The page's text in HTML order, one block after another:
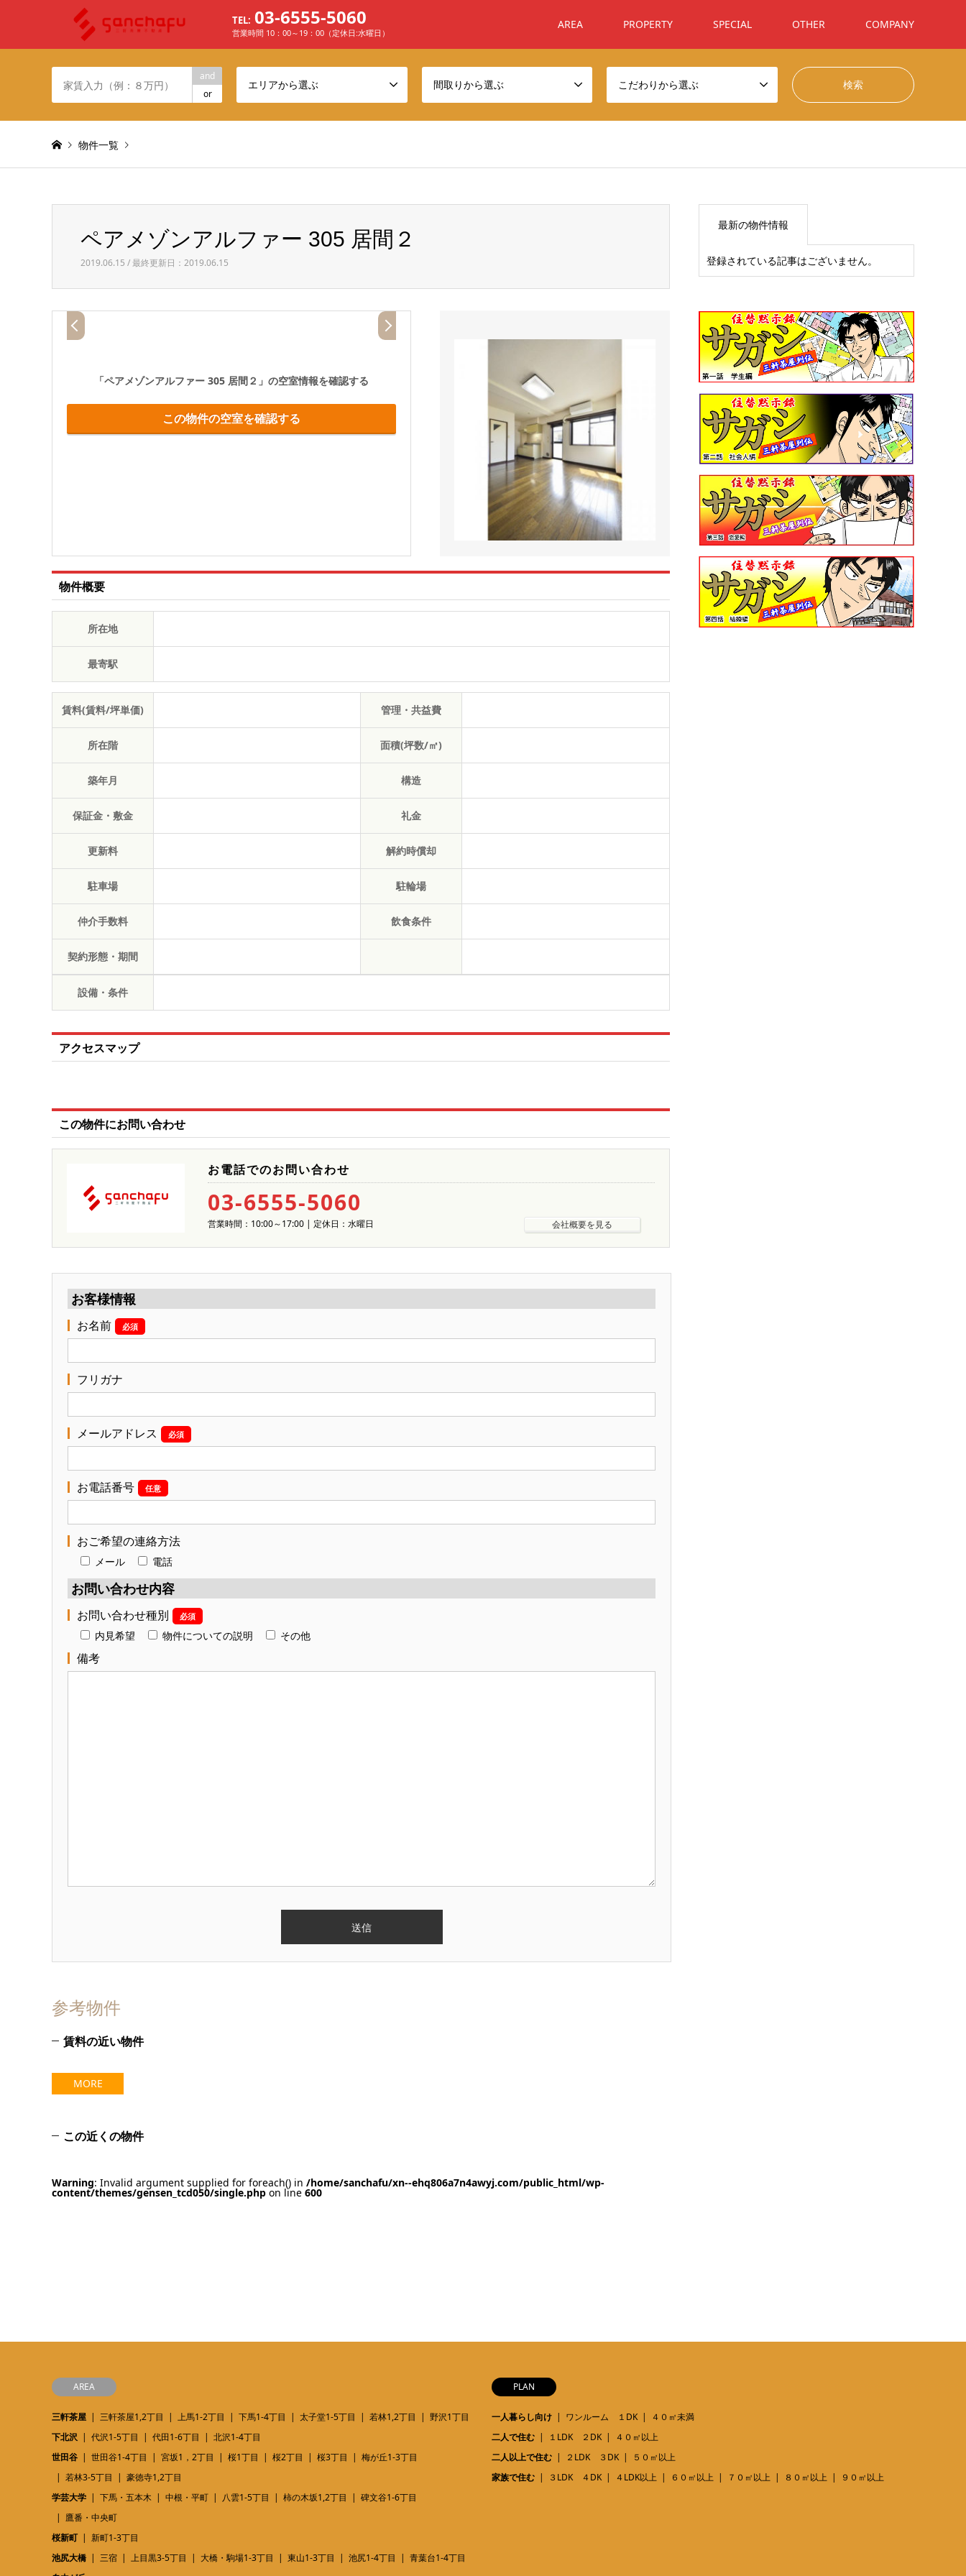
TEL: 03-6555-5060
営業時間 10：00～19：00（定休日:水曜日）
AREA PROPERTY SPECIAL OTHER COMPANY
and
or
エリアから選ぶ 間取りから選ぶ こだわりから選ぶ
物件一覧
ペアメゾンアルファー 305 居間２
ペアメゾンアルファー 305 居間２
2019.06.15 / 最終更新日：2019.06.15
「ペアメゾンアルファー 305 居間２」 の空室情報を確認する
この物件の空室を確認する
物件概要
所在地
最寄駅
賃料(賃料/坪単価) 管理・共益費
所在階 面積(坪数/㎡)
築年月 構造
保証金・敷金 礼金
更新料 解約時償却
駐車場 駐輪場
仲介手数料 飲食条件
契約形態・期間
設備・条件
アクセスマップ
この物件にお問い合わせ
お電話でのお問い合わせ
03-6555-5060
営業時間：10:00～17:00 | 定休日：水曜日 会社概要を見る
お客様情報
お名前 必須
フリガナ
メールアドレス 必須
お電話番号 任意
おご希望の連絡方法
メール 電話
お問い合わせ内容
お問い合わせ種別 必須
内見希望 物件についての説明 その他
備考
参考物件
賃料の近い物件
MORE
この近くの物件
Warning: Invalid argument supplied for foreach() in /home/sanchafu/xn--ehq806a7n4awyj.com/public_html/wp-
content/themes/gensen_tcd050/single.php on line 600
最新の物件情報
登録されている記事はございません。
AREA
三軒茶屋 三軒茶屋1,2丁目 上馬1-2丁目 下馬1-4丁目 太子堂1-5丁目 若林1,2丁目
野沢1丁目
下北沢
代沢1-5丁目 代田1-6丁目
北沢1-4丁目
世田谷
世田谷1-4丁目 宮坂1，2丁目 桜1丁目 桜2丁目 桜3丁目
梅が丘1-3丁目
若林3-5丁目
豪徳寺1,2丁目
学芸大学
下馬・五本木 中根・平町 八雲1-5丁目 柿の木坂1,2丁目
碑文谷1-6丁目
鷹番・中央町
桜新町
新町1-3丁目
池尻大橋
三宿 上目黒3-5丁目 大橋・駒場1-3丁目 東山1-3丁目 池尻1-4丁目
青葉台1-4丁目
PLAN
一人暮らし向け ワンルーム １DK
４０㎡未満
二人で住む
１LDK ２DK
４０㎡以上
二人以上で住む
２LDK ３DK
５０㎡以上
家族で住む
３LDK ４DK ４LDK以上 ６０㎡以上 ７０㎡以上 ８０㎡以上 ９０㎡以上